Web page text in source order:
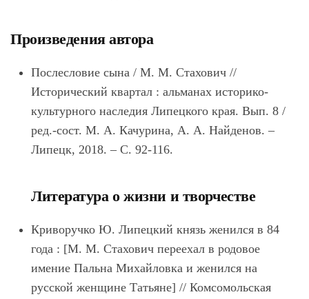
Произведения автора
Послесловие сына / М. М. Стахович //
Исторический квартал : альманах историко-
культурного наследия Липецкого края. Вып. 8 /
ред.-сост. М. А. Качурина, А. А. Найденов. –
Липецк, 2018. – С. 92-116.
Литература о жизни и творчестве
Криворучко Ю. Липецкий князь женился в 84
года : [М. М. Стахович переехал в родовое
имение Пальна Михайловка и женился на
русской женщине Татьяне] // Комсомольская